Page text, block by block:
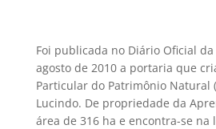
Foi publicada no Diário Oficial
agosto de 2010 a portaria que
Particular do Patrimônio Natural
Lucindo. De propriedade da
área de 316 ha e encontra-se na